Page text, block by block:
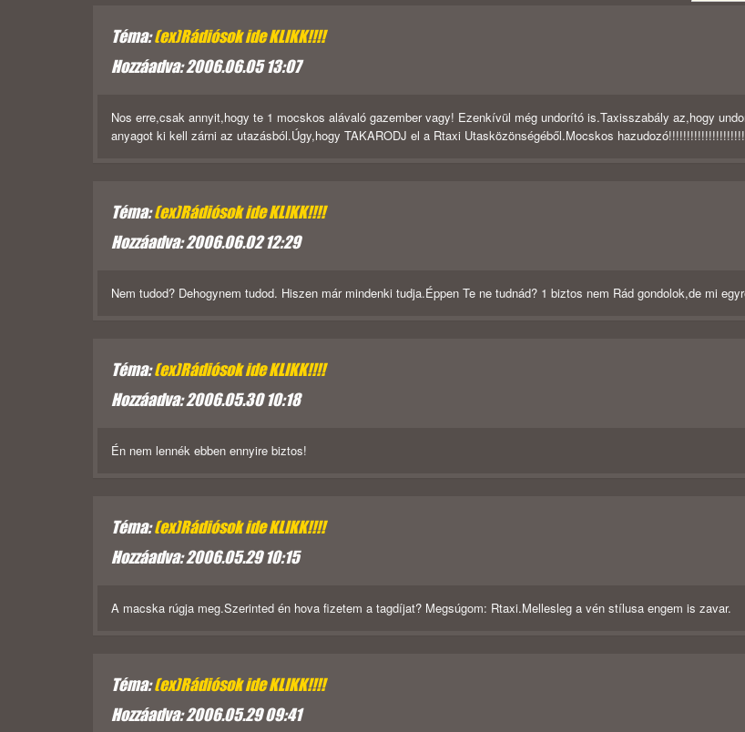
Téma:(ex)Rádiósok ide KLIKK!!!!
Hozzáadva: 2006.06.05 13:07
Nos erre,csak annyit,hogy te 1 mocskos alávaló gazember vagy! Ezenkívül még undorító is.Taxisszabály az,hogy
anyagot ki kell zárni az utazásból.Úgy,hogy TAKARODJ el a Rtaxi Utasközönségéből.Mocskos
Téma:(ex)Rádiósok ide KLIKK!!!!
Hozzáadva: 2006.06.02 12:29
Nem tudod? Dehogynem tudod. Hiszen már mindenki tudja.Éppen Te ne tudnád? 1 biztos nem Rád gondolok,de mi
Téma:(ex)Rádiósok ide KLIKK!!!!
Hozzáadva: 2006.05.30 10:18
Én nem lennék ebben ennyire biztos!
Téma:(ex)Rádiósok ide KLIKK!!!!
Hozzáadva: 2006.05.29 10:15
A macska rúgja meg.Szerinted én hova fizetem a tagdíjat? Megsúgom: Rtaxi.Mellesleg a vén stílusa engem is zavar.
Téma:(ex)Rádiósok ide KLIKK!!!!
Hozzáadva: 2006.05.29 09:41